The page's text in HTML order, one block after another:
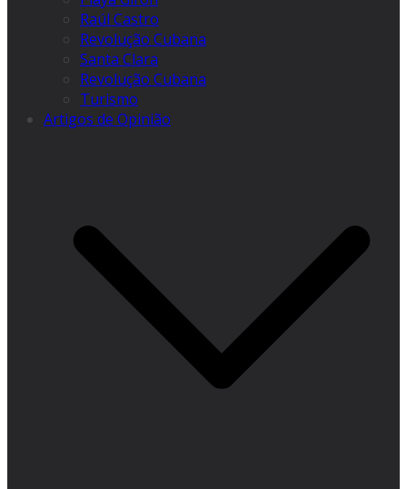
Raúl Castro
Revolução Cubana
Santa Clara
Revolução Cubana
Turismo
Artigos de Opinião